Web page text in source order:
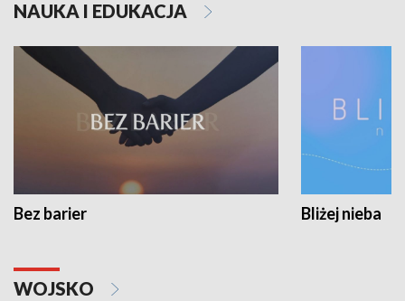
NAUKA I EDUKACJA
Bez barier Bliżej nieba
WOJSKO